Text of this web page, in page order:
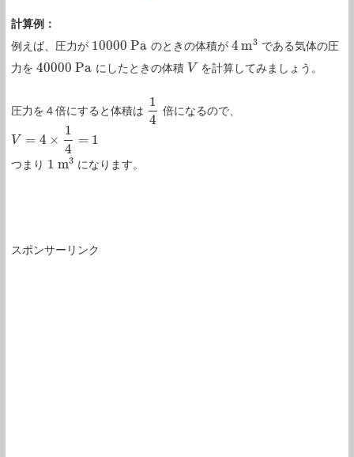
計算例：
例えば、圧力が 10000 Pa
10000P a のときの体積が 4 m3
4m3
である気体の圧
力を 40000 Pa
40000P a にしたときの体積 V
V を計算してみましょう。
圧力を４倍にすると体積は
1
4
14 倍になるので、
V = 4 ×
1
4
= 1
V= 4× 14 =1
つまり 1 m3
1 m3 になります。
スポンサーリンク